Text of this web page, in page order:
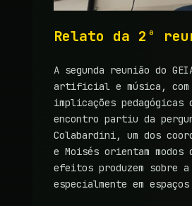
Relato da 2ª
A segunda reunião do
artificial e música, com
implicações
encontro partiu da
Colabardini, um dos
e Moisés orientam
efeitos produzem sobre a
especialmente em